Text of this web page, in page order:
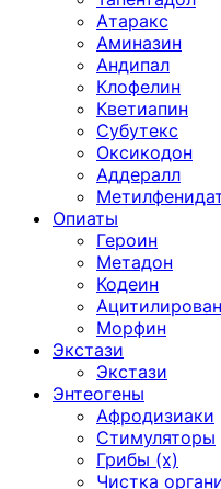
Атаракс
Аминазин
Андипал
Клофелин
Кветиапин
Субутекс
Оксикодон
Аддералл
Опиаты
Героин
Метадон
Кодеин
Морфин
Экстази
Экстази
Энтеогены
Афродизиаки
Стимуляторы
Грибы (х)
Чистка